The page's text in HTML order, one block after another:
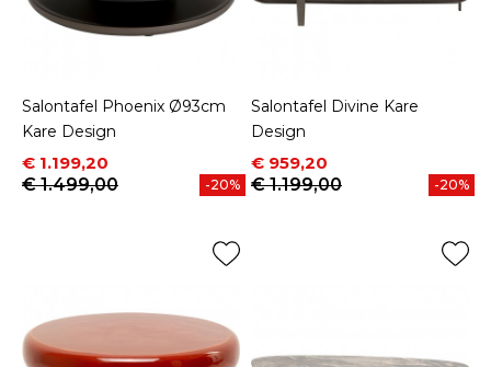
Salontafel Phoenix Ø93cm
Kare Design
Prijs
€ 1.199,20
Normale prijs
€ 1.499,00
-20%
Salontafel Divine Kare
Design
Prijs
€ 959,20
Normale prijs
€ 1.199,00
-20%